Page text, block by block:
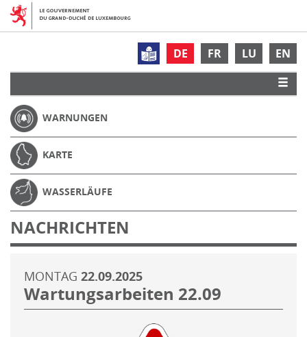
DE FR LU EN
WARNUNGEN
KARTE
WASSERLÄUFE
NACHRICHTEN
MONTAG 22.09.2025
Wartungsarbeiten 22.09